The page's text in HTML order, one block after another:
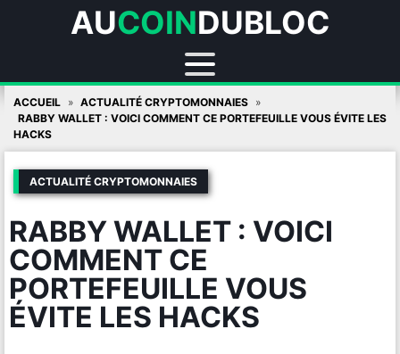
AUCOINDUBLOC
Skip
content
ACCUEIL
ACTUALITÉ CRYPTOMONNAIES
RABBY WALLET : VOICI COMMENT CE PORTEFEUILLE VOUS ÉVITE LES
HACKS
ACTUALITÉ CRYPTOMONNAIES
RABBY WALLET : VOICI
COMMENT CE
PORTEFEUILLE VOUS
ÉVITE LES HACKS